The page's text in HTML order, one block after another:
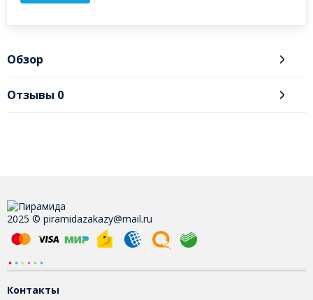
Обзор
Отзывы 0
2025 © piramidazakazy@mail.ru
Контакты